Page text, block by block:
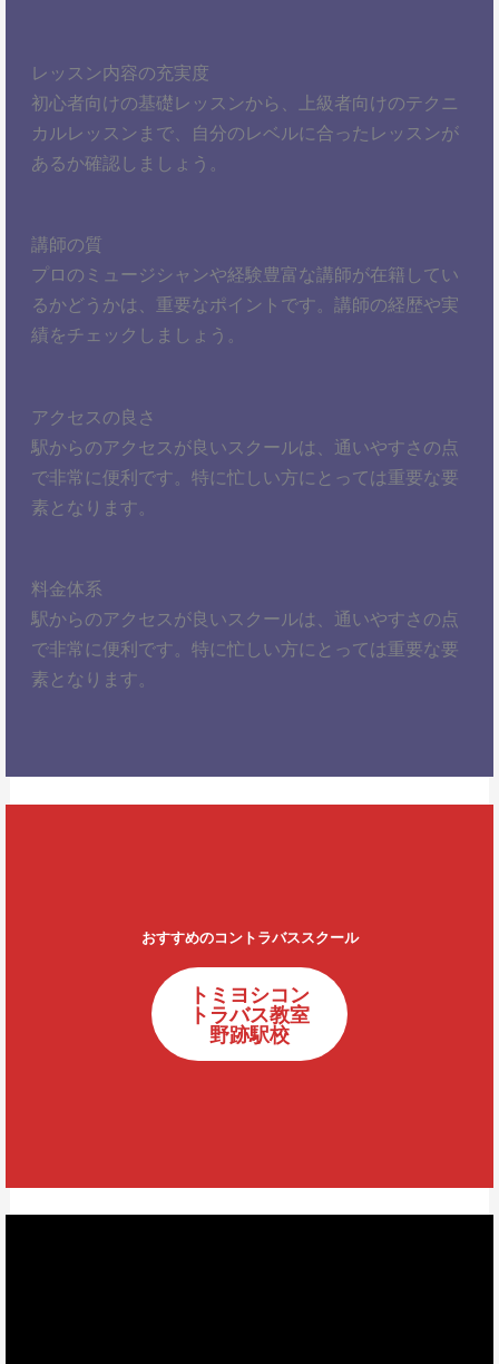
レッスン内容の充実度
初心者向けの基礎レッスンから、上級者向けのテクニ
カルレッスンまで、自分のレベルに合ったレッスンが
あるか確認しましょう。
講師の質
プロのミュージシャンや経験豊富な講師が在籍してい
るかどうかは、重要なポイントです。講師の経歴や実
績をチェックしましょう。
アクセスの良さ
駅からのアクセスが良いスクールは、通いやすさの点
で非常に便利です。特に忙しい方にとっては重要な要
素となります。
料金体系
駅からのアクセスが良いスクールは、通いやすさの点
で非常に便利です。特に忙しい方にとっては重要な要
素となります。
おすすめのコントラバススクール
トミヨシコン
トラバス教室
野跡駅校